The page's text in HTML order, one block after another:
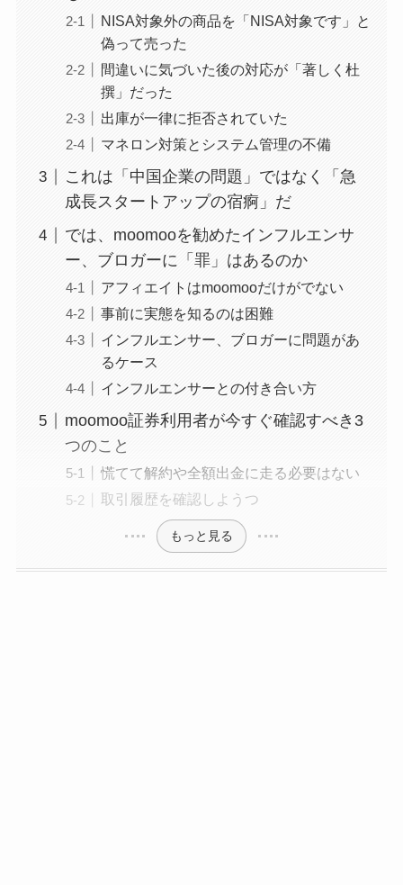
NISA対象外の商品を「NISA対象です」と
偽って売った
間違いに気づいた後の対応が「著しく杜
撰」だった
出庫が一律に拒否されていた
マネロン対策とシステム管理の不備
これは「中国企業の問題」ではなく「急
成長スタートアップの宿痾」だ
では、moomooを勧めたインフルエンサ
ー、ブロガーに「罪」はあるのか
アフィエイトはmoomooだけがでない
事前に実態を知るのは困難
インフルエンサー、ブロガーに問題があ
るケース
インフルエンサーとの付き合い方
moomoo証券利用者が今すぐ確認すべき3
つのこと
慌てて解約や全額出金に走る必要はない
取引履歴を確認しようつ
もっと見る